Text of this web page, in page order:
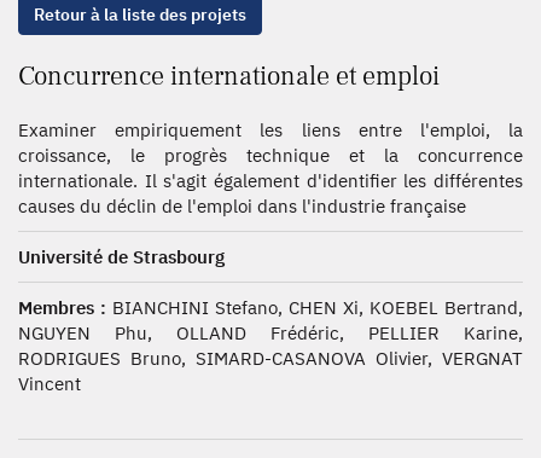
Retour à la liste des projets
Concurrence internationale et emploi
Examiner empiriquement les liens entre l'emploi, la
croissance, le progrès technique et la concurrence
internationale. Il s'agit également d'identifier les différentes
causes du déclin de l'emploi dans l'industrie française
Université de Strasbourg
Membres : BIANCHINI Stefano, CHEN Xi, KOEBEL Bertrand,
NGUYEN Phu, OLLAND Frédéric, PELLIER Karine,
RODRIGUES Bruno, SIMARD-CASANOVA Olivier, VERGNAT
Vincent